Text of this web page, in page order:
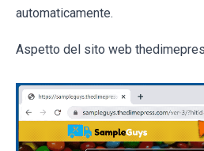
automaticamente.
Aspetto del sito web